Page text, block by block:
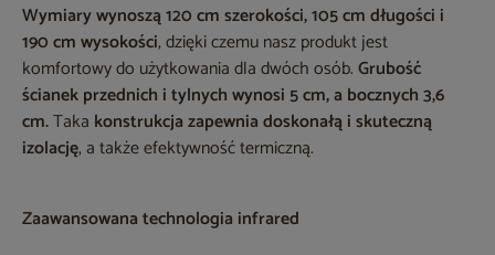
Wymiary wynoszą 120 cm szerokości, 105 cm długości i
190 cm wysokości, dzięki czemu nasz produkt jest
komfortowy do użytkowania dla dwóch osób.Grubość
ścianek przednich i tylnych wynosi 5 cm, a bocznych 3,6
cm.Taka konstrukcja zapewnia doskonałą i skuteczną
izolację, a także efektywność termiczną.
Zaawansowana technologia infrared